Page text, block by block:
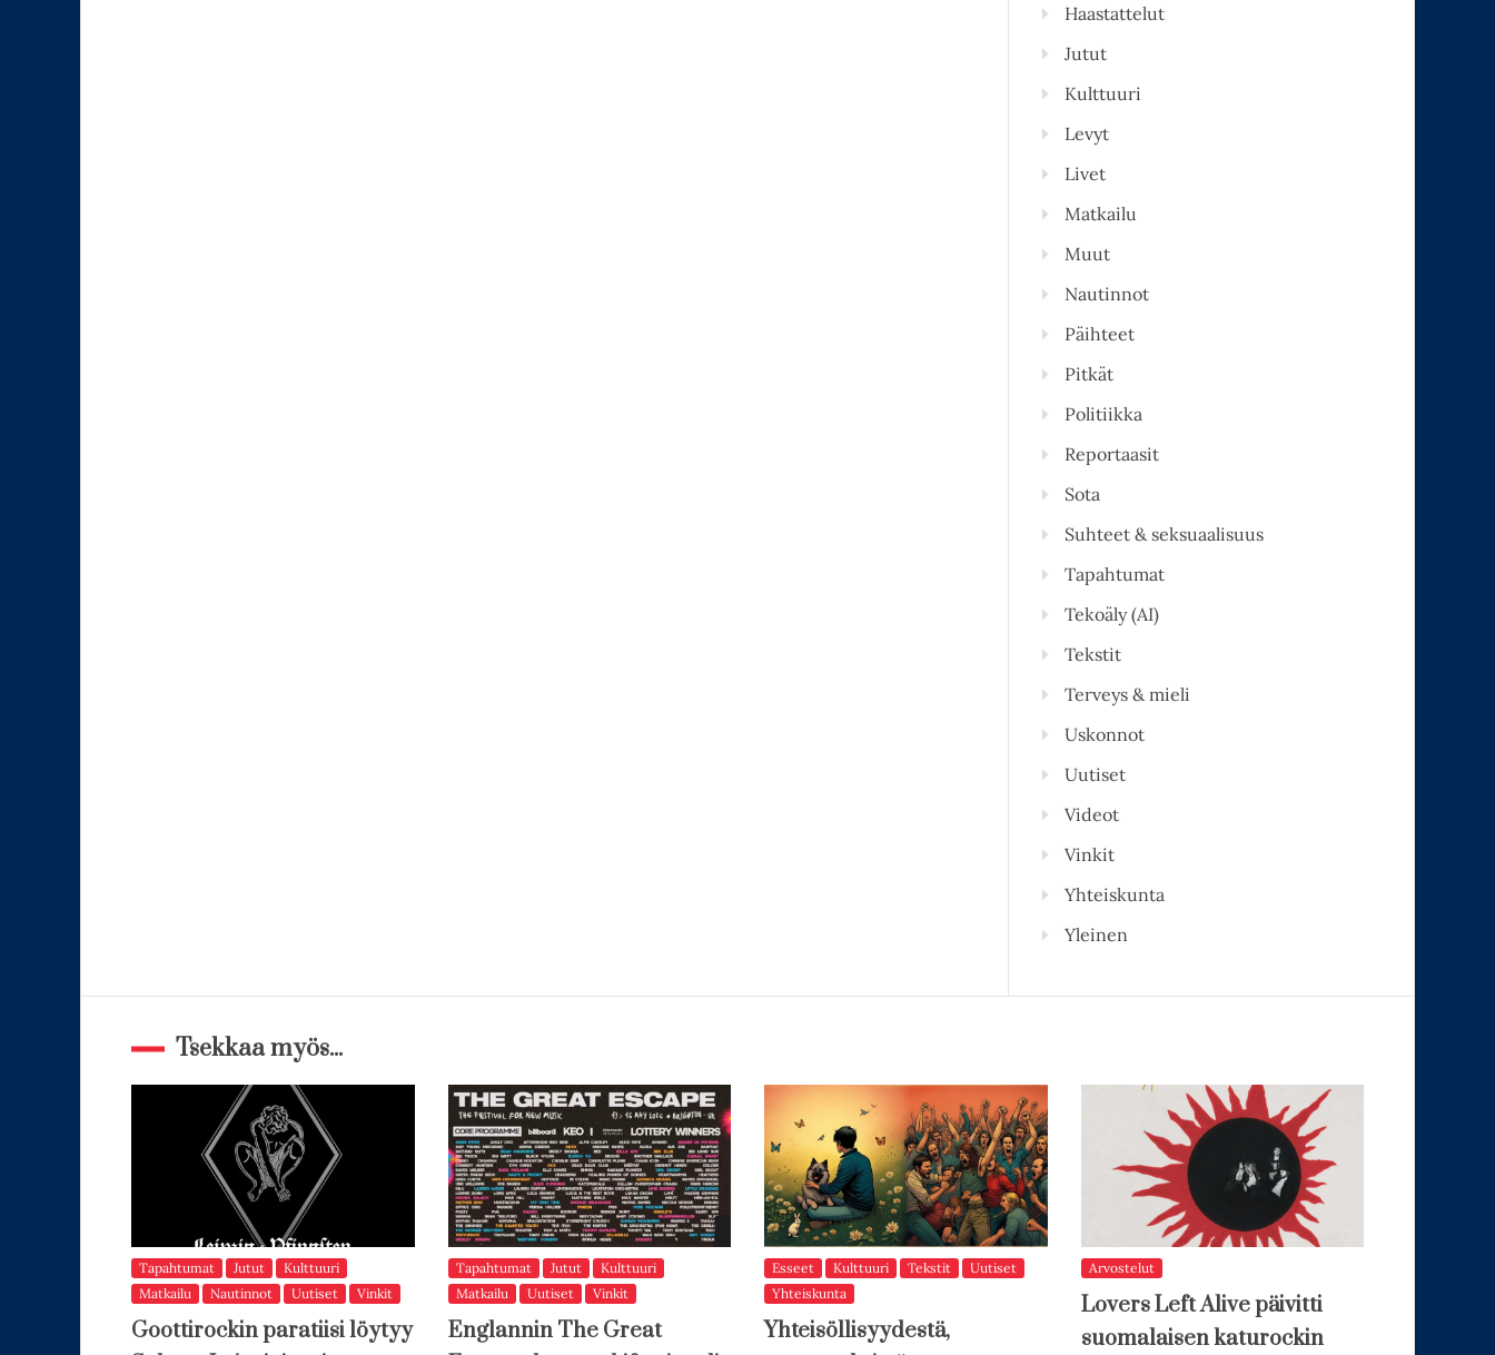
Haastattelut
Jutut
Kulttuuri
Levyt
Livet
Matkailu
Muut
Nautinnot
Päihteet
Pitkät
Politiikka
Reportaasit
Sota
Suhteet & seksuaalisuus
Tapahtumat
Tekoäly (AI)
Tekstit
Terveys & mieli
Uskonnot
Uutiset
Videot
Vinkit
Yhteiskunta
Yleinen
Tsekkaa myös...
Tapahtumat Jutut
Kulttuuri
Matkailu
Nautinnot Uutiset Vinkit
Goottirockin paratiisi löytyy
Tapahtumat Jutut
Kulttuuri
Matkailu
Uutiset Vinkit
Englannin The Great
Esseet Kulttuuri Tekstit
Uutiset
Yhteiskunta
Yhteisöllisyydestä,
Arvostelut
Lovers Left Alive päivitti
suomalaisen katurockin